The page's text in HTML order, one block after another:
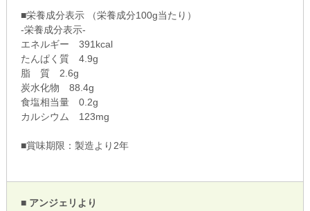
■栄養成分表示 （栄養成分100g当たり）
-栄養成分表示-
エネルギー 391kcal
たんぱく質 4.9g
脂 質 2.6g
炭水化物 88.4g
食塩相当量 0.2g
カルシウム 123mg
■賞味期限：製造より2年
■ アンジェリより